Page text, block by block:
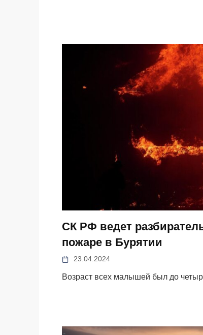
СК РФ ведет
пожаре в Бурятии
23.04.2024
Возраст всех малышей был до